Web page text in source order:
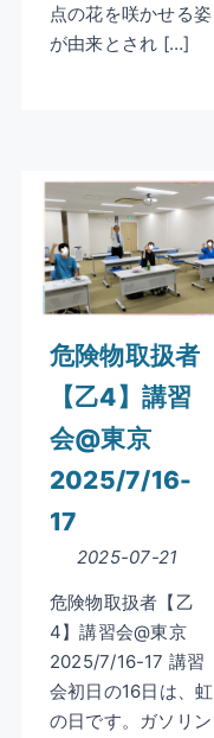
点の花を咲かせる姿
が由来とされ […]
危険物取扱者
【乙4】講習
会@東京
2025/7/16-
17
2025-07-21
危険物取扱者【乙
4】講習会@東京
2025/7/16-17 講習
会初日の16日は、虹
の日です。ガソリン